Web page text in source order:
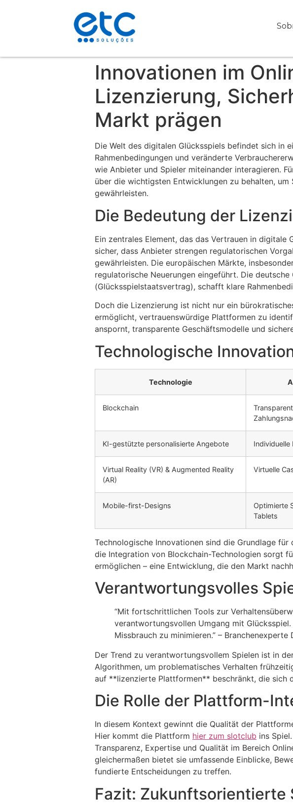
Innovationen im
Lizenzierung,
Markt prägen
Die Welt des digitalen Glücksspiels befindet sich in
Rahmenbedingungen und veränderte
wie Anbieter und Spieler miteinander interagieren.
über die wichtigsten Entwicklungen zu behalten,
gewährleisten.
Die Bedeutung der
Ein zentrales Element, das das Vertrauen in
sicher, dass Anbieter strengen regulatorischen
gewährleisten. Die europäischen Märkte,
regulatorische Neuerungen eingeführt. Die
(Glücksspielstaatsvertrag), schafft klare
Doch die Lizenzierung ist nicht nur ein
ermöglicht, vertrauenswürdige Plattformen zu
anspornt, transparente Geschäftsmodelle und
Technologische
Technologie
Blockchain
KI-gestützte personalisierte Angebote
Virtual Reality (VR) & Augmented Reality
(AR)
Virtuelle
Mobile-first-Designs
Optimierte
Tablets
Technologische Innovationen sind die Grundlage
die Integration von Blockchain-Technologien sorgt
ermöglichen – eine Entwicklung, die den Markt
Verantwortungsvolles
“Mit fortschrittlichen Tools zur
verantwortungsvollen Umgang mit
Missbrauch zu minimieren.” – Branchenexperte
Der Trend zu verantwortungsvollem Spielen ist in
Algorithmen, um problematisches Verhalten
auf **lizenzierte Plattformen** beschränkt, die sich
Die Rolle der Plattform-
In diesem Kontext gewinnt die Qualität der
Hier kommt die Plattform hier zum slotclub ins
Transparenz, Expertise und Qualität im Bereich
gleichermaßen bietet sie umfassende Einblicke,
fundierte Entscheidungen zu treffen.
Fazit: Zukunftsorientierte